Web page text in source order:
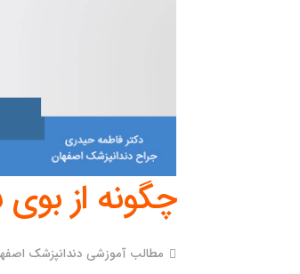
چگونه از
مطالب آموزشی دندانپزشک